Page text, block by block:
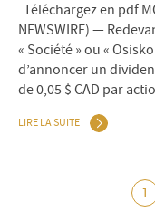
Téléchargez en pdf
NEWSWIRE) —
« Société » ou «
d’annoncer un
de 0,05 $ CAD par
LIRE LA SUITE
1